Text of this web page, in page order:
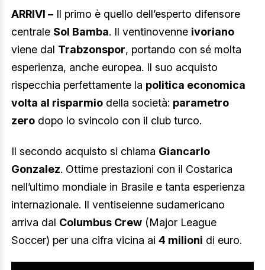
ARRIVI – Il primo è quello dell’esperto difensore
centrale Sol Bamba. Il ventinovenne ivoriano
viene dal Trabzonspor, portando con sé molta
esperienza, anche europea. Il suo acquisto
rispecchia perfettamente la politica economica
volta al risparmio della società: parametro
zero dopo lo svincolo con il club turco.
Il secondo acquisto si chiama Giancarlo
Gonzalez. Ottime prestazioni con il Costarica
nell’ultimo mondiale in Brasile e tanta esperienza
internazionale. Il ventiseienne sudamericano
arriva dal Columbus Crew (Major League
Soccer) per una cifra vicina ai 4 milioni di euro.